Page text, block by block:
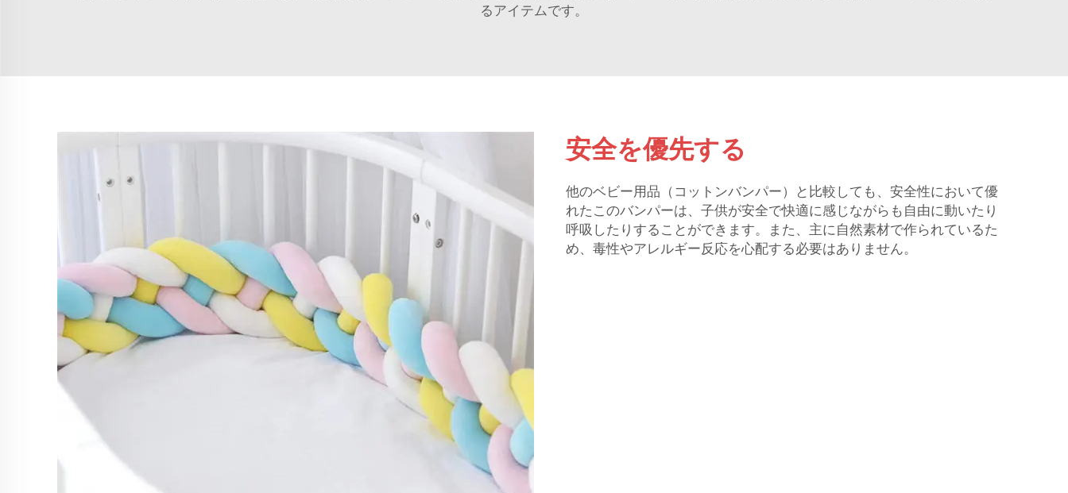
るアイテムです。
安全を優先する
他のベビー用品（コットンバンパー）と比較しても、安全性において優
れたこのバンパーは、子供が安全で快適に感じながらも自由に動いたり
呼吸したりすることができます。また、主に自然素材で作られているた
め、毒性やアレルギー反応を心配する必要はありません。